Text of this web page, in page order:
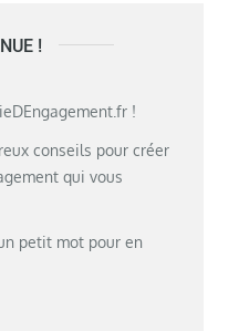
!
!
conseils pour créer
qui vous
petit mot pour en